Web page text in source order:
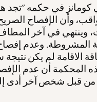
في حكمه "تجد
وأن الإفصاح
وينتهي في آخر
المشروطة. وعدم
الاقامة لم يكن
المحكمة أن عدم
من قبل شخص آخر أدى